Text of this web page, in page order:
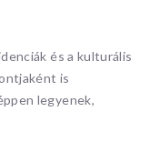
és a kulturális
is
legyenek,